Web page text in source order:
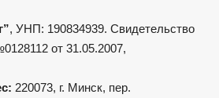
, УНП: 190834939. Свидетельство
от 31.05.2007,
220073, г. Минск, пер.